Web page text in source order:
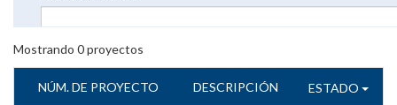
Mostrando 0proyectos
NÚM. DE PROYECTO DESCRIPCIÓN ESTADO